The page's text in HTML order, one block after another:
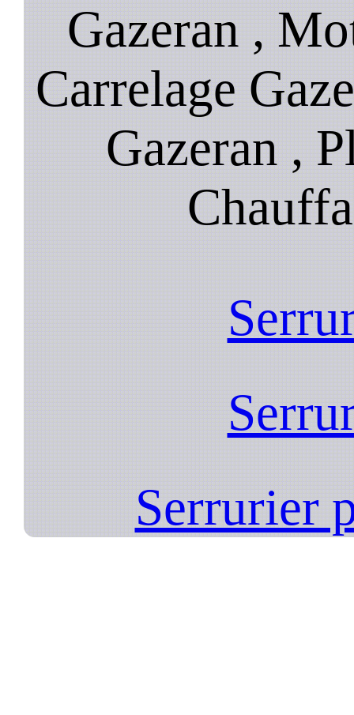
Gazeran ,
Carrelage
Gazeran ,
Serrurier